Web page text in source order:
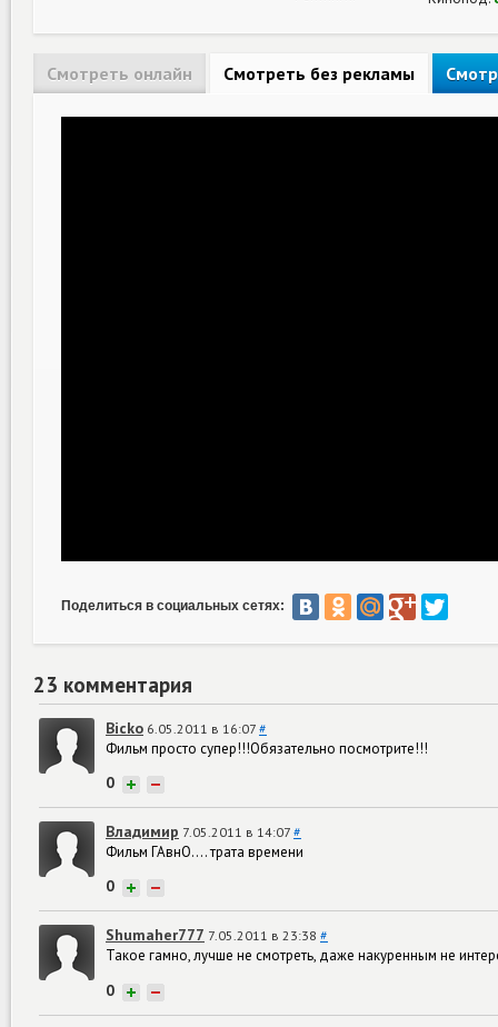
Смотреть онлайн Смотреть без рекламы
Поделиться в социальных сетях:
23 комментария
Bicko 6.05.2011 в 16:07 #
Фильм просто супер!!!Обязательно посмотрите!!!
0 + −
Владимир 7.05.2011 в 14:07 #
Фильм ГАвнО.... трата времени
0 + −
Shumaher777 7.05.2011 в 23:38 #
Такое гамно, лучше не смотреть, даже накуренным не
0 + −